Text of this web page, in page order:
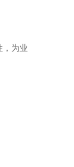
，为业